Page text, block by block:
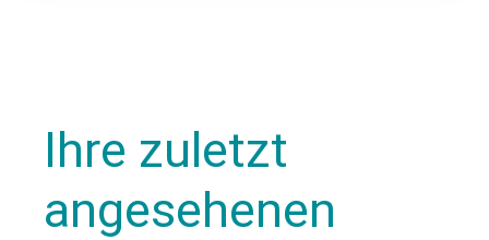
Ihre zuletzt
angesehenen